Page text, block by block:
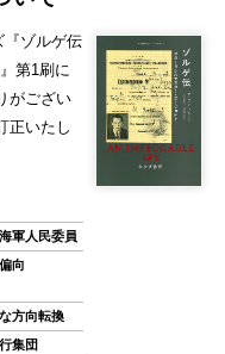
『ゾルゲ伝
第1刷に
がござい
正いたし
軍人民委員
向
方向転換
集団